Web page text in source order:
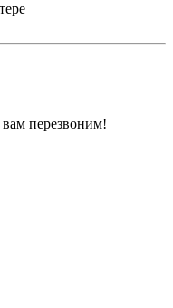
перезвоним!